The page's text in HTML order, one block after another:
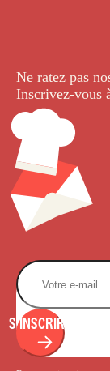
Ne ratez pas
Inscrivez-vous
S'INSCRIRE